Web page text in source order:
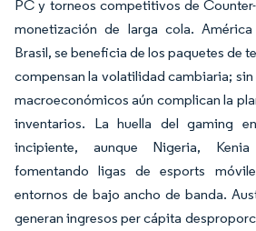
PC y torneos competitivos de
monetización de larga cola.
Brasil, se beneficia de los paquetes de
compensan la volatilidad cambiaria;
macroeconómicos aún complican la
inventarios. La huella del gaming
incipiente, aunque Nigeria,
fomentando ligas de esports
entornos de bajo ancho de banda.
generan ingresos per cápita